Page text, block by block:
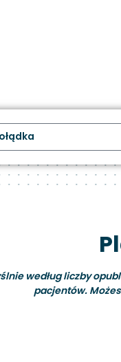
według liczby
pacjentów.